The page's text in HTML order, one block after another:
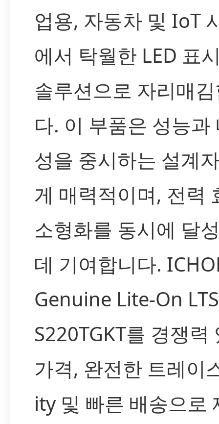
업용, 자동차 및 IoT
에서 탁월한 LED 표
솔루션으로 자리매
다. 이 부품은 성능과
성을 중시하는 설계
게 매력적이며, 전력
소형화를 동시에 달
데 기여합니다.
Genuine Lite-On
S220TGKT를 경쟁력
가격, 완전한 트레이
ity 및 빠른 배송으로